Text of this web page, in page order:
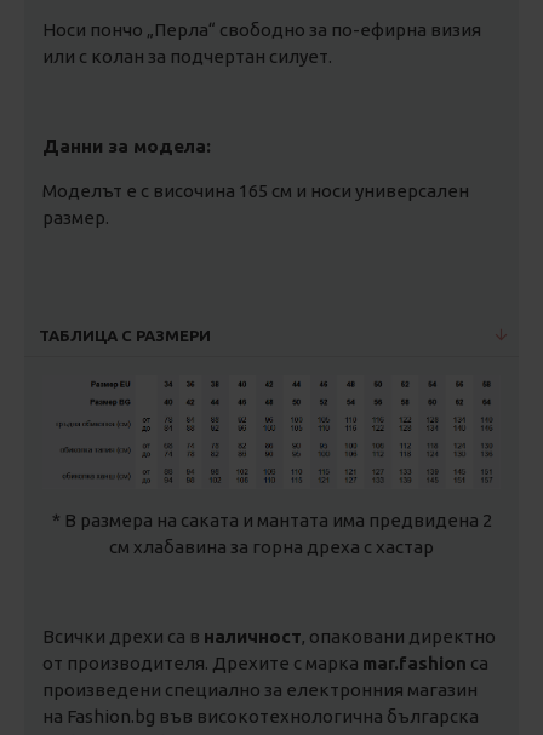
Носи пончо „Перла“ свободно за по-ефирна визия
или с колан за подчертан силует.
Данни за модела:
Моделът е с височина 165 см и носи универсален
размер.
ТАБЛИЦА С РАЗМЕРИ
* В размера на саката и мантата има предвидена 2
см хлабавина за горна дреха с хастар
Всички дрехи са в наличност, опаковани директно
от производителя. Дрехите с марка mar.fashion са
произведени специално за електронния магазин
на Fashion.bg във високотехнологична българска